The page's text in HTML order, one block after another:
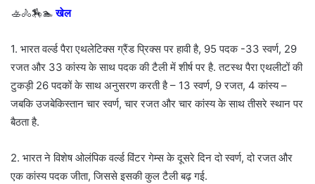
🚣🚴🏇🏊खेल
1. भारत वर्ल्ड पैरा एथलेटिक्स ग्रैंड प्रिक्स पर हावी है, 95 पदक -33 स्वर्ण, 29
रजत और 33 कांस्य के साथ पदक की टैली में शीर्ष पर है. तटस्थ पैरा एथलीटों की
टुकड़ी 26 पदकों के साथ अनुसरण करती है – 13 स्वर्ण, 9 रजत, 4 कांस्य –
जबकि उजबेकिस्तान चार स्वर्ण, चार रजत और चार कांस्य के साथ तीसरे स्थान पर
बैठता है.
2. भारत ने विशेष ओलंपिक वर्ल्ड विंटर गेम्स के दूसरे दिन दो स्वर्ण, दो रजत और
एक कांस्य पदक जीता, जिससे इसकी कुल टैली बढ़ गई.